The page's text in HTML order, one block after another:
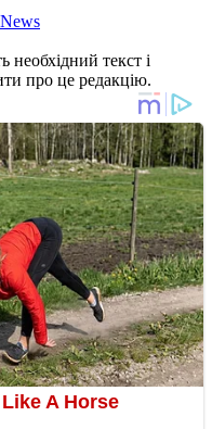
необхідний текст і
про це редакцію.